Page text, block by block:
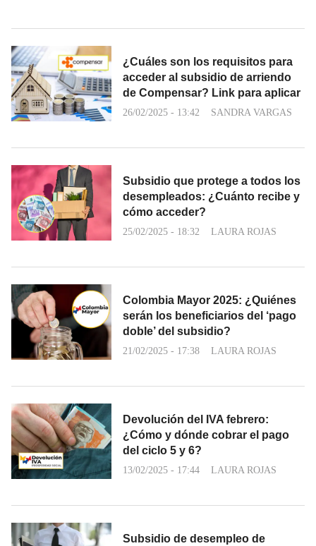
¿Cuáles son los requisitos para
acceder al subsidio de arriendo
de Compensar? Link para aplicar
26/02/2025 - 13:42 SANDRA VARGAS
Subsidio que protege a todos los
desempleados: ¿Cuánto recibe y
cómo acceder?
25/02/2025 - 18:32 LAURA ROJAS
Colombia Mayor 2025: ¿Quiénes
serán los beneficiarios del ‘pago
doble’ del subsidio?
21/02/2025 - 17:38 LAURA ROJAS
Devolución del IVA febrero:
¿Cómo y dónde cobrar el pago
del ciclo 5 y 6?
13/02/2025 - 17:44 LAURA ROJAS
Subsidio de desempleo de